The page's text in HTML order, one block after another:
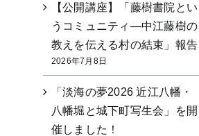
【公開講座】「藤樹書院とい
うコミュニティ―中江藤樹の
教えを伝える村の結束」報告
2026年7月8日
「淡海の夢2026 近江八幡・
八幡堀と城下町写生会」を開
催しました！